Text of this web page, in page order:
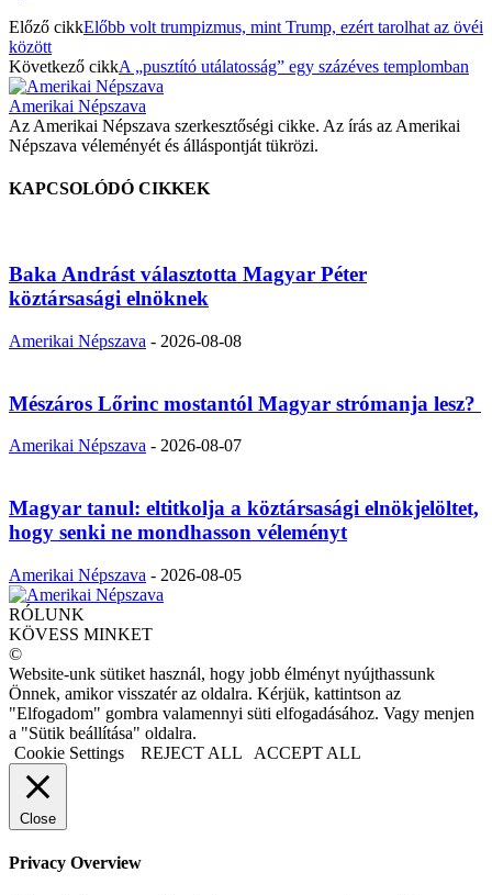
Előző cikkElőbb volt trumpizmus, mint Trump, ezért tarolhat az övéi
között
Következő cikkA „pusztító utálatosság” egy százéves templomban
Amerikai Népszava
Az Amerikai Népszava szerkesztőségi cikke. Az írás az Amerikai
Népszava véleményét és álláspontját tükrözi.
KAPCSOLÓDÓ CIKKEK
Baka Andrást választotta Magyar Péter
köztársasági elnöknek
Amerikai Népszava - 2026-08-08
Mészáros Lőrinc mostantól Magyar strómanja lesz?
Amerikai Népszava - 2026-08-07
Magyar tanul: eltitkolja a köztársasági elnökjelöltet,
hogy senki ne mondhasson véleményt
Amerikai Népszava - 2026-08-05
RÓLUNK
KÖVESS MINKET
©
Website-unk sütiket használ, hogy jobb élményt nyújthassunk
Önnek, amikor visszatér az oldalra. Kérjük, kattintson az
"Elfogadom" gombra valamennyi süti elfogadásához. Vagy menjen
a "Sütik beállítása" oldalra.
Cookie Settings
REJECT ALL ACCEPT ALL
Close
Privacy Overview